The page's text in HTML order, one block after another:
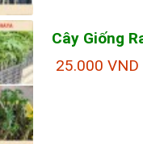
Cây Giống
25.000 VND